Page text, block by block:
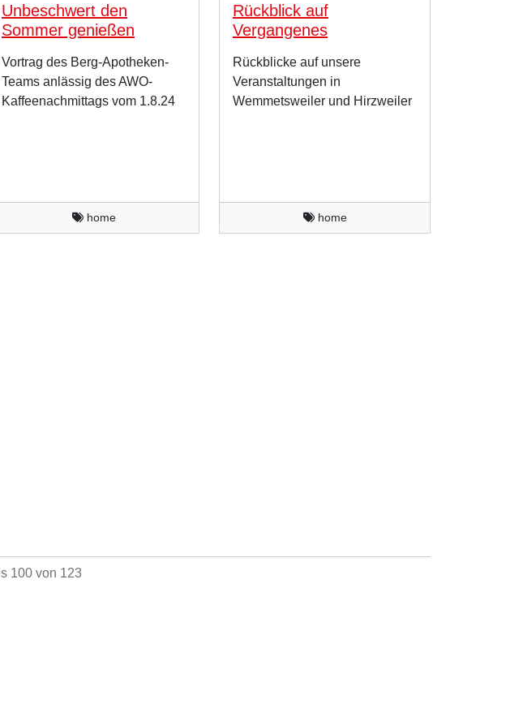
Unbeschwert den
Sommer genießen
Vortrag des Berg-Apotheken-
Teams anlässig des AWO-
Kaffeenachmittags vom 1.8.24
home
Rückblick auf
Vergangenes
Rückblicke auf unsere
Veranstaltungen in
Wemmetsweiler und Hirzweiler
home
100 von 123